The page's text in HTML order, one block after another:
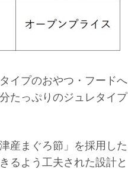
イプのおやつ・フードへ
たっぷりのジュレタイプ
産まぐろ節」を採用した
るよう工夫された設計と